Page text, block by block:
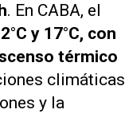
. En CABA, el
y 17°C, con
térmico
climáticas
y la